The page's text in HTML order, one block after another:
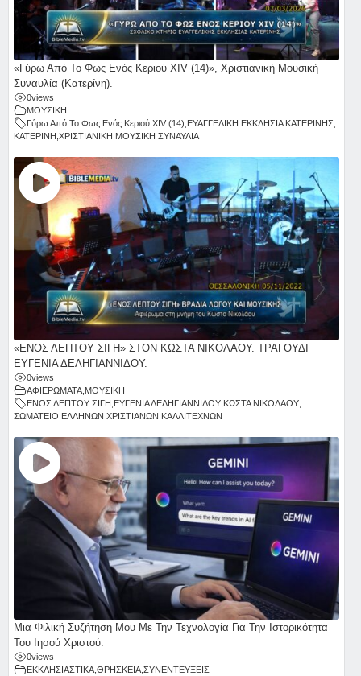
«Γύρω Από Το Φως Ενός Κεριού ΧΙV (14)», Χριστιανική Μουσική
Συναυλία (Κατερίνη).
0views
ΜΟΥΣΙΚΗ
Γύρω Από Το Φως Ενός Κεριού ΧΙV (14) ΕΥΑΓΓΕΛΙΚΗ ΕΚΚΛΗΣΙΑ ΚΑΤΕΡΙΝΗΣ
ΚΑΤΕΡΙΝΗ ΧΡΙΣΤΙΑΝΙΚΗ ΜΟΥΣΙΚΗ ΣΥΝΑΥΛΙΑ
«ΕΝΟΣ ΛΕΠΤΟΥ ΣΙΓΗ» ΣΤΟΝ ΚΩΣΤΑ ΝΙΚΟΛΑΟΥ. ΤΡΑΓΟΥΔΙ
ΕΥΓΕΝΙΑ ΔΕΛΗΓΙΑΝΝΙΔΟΥ.
0views
ΑΦΙΕΡΩΜΑΤΑ ΜΟΥΣΙΚΗ
ΕΝΟΣ ΛΕΠΤΟΥ ΣΙΓΗ ΕΥΓΕΝΙΑ ΔΕΛΗΓΙΑΝΝΙΔΟΥ ΚΩΣΤΑ ΝΙΚΟΛΑΟΥ
ΣΩΜΑΤΕΙΟ ΕΛΛΗΝΩΝ ΧΡΙΣΤΙΑΝΩΝ ΚΑΛΛΙΤΕΧΝΩΝ
Μια Φιλική Συζήτηση Μου Με Την Τεχνολογία Για Την Ιστορικότητα
Του Ιησού Χριστού.
0views
ΕΚΚΛΗΣΙΑΣΤΙΚΑ ΘΡΗΣΚΕΙΑ ΣΥΝΕΝΤΕΥΞΕΙΣ